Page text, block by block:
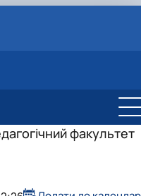
кафедри
«Науково-
гурток "Основи перекладу
факультет